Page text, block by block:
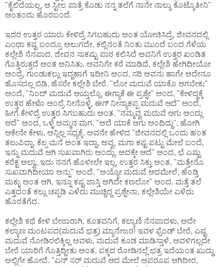
"ಕೈಲಿದೆಯಲ್ಲ, ಆ ಸ್ಟೀಲ ಪಾತ್ರೆ ಕೊಡು ನನ್ನ ತಲೆಗೆ ನಾನೇ ನಾಲ್ಕು ಕೊಟ್ಕೊತೀನಿ"
ಅಂತಂದು ಹೊರಬಂದೆ.
ಇದರ ಉತ್ತರ ಯಾರು ಕೇಳಿದ್ರೆ ಸಿಗಬಹುದು ಅಂತ ಯೋಚಿಸಿದ್ರೆ, ಜೀವನದಲ್ಲಿ
ಎಂಥಾ ಕಷ್ಟ ಬಂದ್ರೂ ಅಲುಗದೇ, ಕಲ್ಲಿನಂತೆ ನಿಂತು ಮುಂದೆ ಬಂದ ಗೆಳೆಯ
ಕಲ್ಲೇಶಿ ನೆನಪಾದ, ಜೀವನ ಸಾಕಷ್ಟು ಪಾಠ ಕಲಿಸಿದೆ ಅವನಿಗೆ ಉತ್ತರ ಖಂಡಿತ
ಗೊತ್ತಿರುತ್ತದೆ ಅಂತ ಅನಿಸಿತು, ಅವನಿಗೇ ಕರೆ ಮಾಡಿದೆ, ಕಲ್ಲೇಶಿ ಹೇಗಿದೀಯೋ
ಅಂದ್ರೆ, ಗುಂಡುಕಲ್ಲು ಇದ್ದಹಾಗೆ ಇದೀನಿ ಅಂದ, ಸರಿ ಅವನು ಹಾಗೇ ಅದೇನೂ
ಹೊಸದಲ್ಲ ಬಿಡಿ, ಹೆಸರೇ ಕಲ್ಲೇಶಿ ಬೇರೆ. "ಲೋ ಮದುವೆ ಯಾಕೊ ಆಗಬೇಕು"
ಅಂದೆ, "ನಿಂದ್ ಮದುವೆ ಆಯ್ತಲ್ಲೊ, ಈಗ್ಯಾಕೆ ಈ ಪ್ರಶ್ನೇ" ಅಂದ, "ಕೇಳಿದ್ದಕ್ಕೆ
ಉತ್ತರ ಹೇಳೊ ಅಂದ್ರೆ ನೀನೊಳ್ಳೆ, ಈಗ್ ನೀನ್ಯಾಕಪ್ಪ ಮದುವೆ ಆದೆ" ಅಂದೆ,
ಹೀಗೆ ಕೇಳಿದ್ರೆ ಉತ್ತರ ಸಿಗಬಹುದು ಅಂತ. "ನಮ್ಮವ್ವ ಮದುವೆ ಆಗು ಅಂದ್ಲು
ಆದೆ" ಅಂದ, ಒಳ್ಳೆ ಅಮ್ಮನ ಮಗ. "ಅದೆ ಯಾಕೆ ಆಗು ಅಂದಿದ್ದು", ಹೋಗಿ
ಆಕೇನೇ ಕೇಳು, ಅನ್ಲಿಲ್ಲ ಸಧ್ಯಕ್ಕೆ. ಅವನೇ ಹೇಳಿದ "ಜೀವನದಲ್ಲಿ ಒಂದು ಹಂತ
ತಲುಪಿದ್ನಾ, ಕೆಲ್ಸ ಮನೆ ಅಂತ ಇದ್ನಾ, ಅವ್ವ, ಮಗಾ ಕಷ್ಟ ಪಟ್ಟು ಮೇಲೆ ಬಂದೆ,
ಇನ್ನು ಮದುವೆ ಆಗಿ ಸುಖವಾಗಿರು ಅಂದ್ಲು, ಅದಕ್ಕೇ ಆದೆ" ಅಂದ, ಛೆ ಎಷ್ಟು
ಕರೆಕ್ಟ ಅಲ್ವಾ, ಇದು ನನಗೆ ಹೊಳೀಲೇ ಇಲ್ಲ, ಉತ್ತರ ಸಿಕ್ತು ಅಂತ, "ಮತ್ತೇನೊ
ಸುಖವಾಗಿದೀಯಾ ಅನ್ನು" ಅಂದೆ. "ಅಯ್ಯೋ ಮದುವೆ ಆದಮೇಲೆ, ಹೆಂಡ್ತಿ
ಮಕ್ಳು ಅಂತ ಆಗಿ, ಇನ್ನೂ ಕಷ್ಟ ಜಾಸ್ತಿ ಅಗಿದೇ ಕಣಲೋ" ಅಂದ. ಮತ್ತೆ ತಲೆ
ಎತ್ತದಂತೆ ಕಲ್ಲು ಚಪ್ಪಡಿ ಎಳೆದು ಮುಚ್ಚಿದ್ದ ಪ್ರಶ್ನೇನಾ, ಕಲ್ಲೇಶಿಯೇ ಎಳೆದು
ಹೊರತೆಗೆದ.
ಕಲ್ಲೇಶಿ ಕಥೆ ಕೇಳಿ ಬೇಜಾರಾಗಿ, ಕೂತವನಿಗೆ, ಕಲ್ಯಾಣಿ ನೆನಪಾದಳು, ಅದೇ
ಕಲ್ಯಾಣ ಮಂಟಪದ(ಮದುವೆ ಛತ್ರ) ಮ್ಯಾನೇಜರ! ಇವಳ ಫ್ರೆಂಡ್ ಬೇರೆ, ಎಷ್ಟ
ಮದುವೆ ನೋಡಿರಲಿಕ್ಕಿಲ್ಲ ಅವಳು, ಮದುವೆ ಕೂಡ ಮಾಡಿಸ್ತಾಳೆ, ಅವಳಿಗಲ್ಲದೇ
ಬೇರೆ ಯಾರಿಗೆ ಗೊತ್ತಿದ್ದೀತು ಅಂತ, ಪಕ್ಕದ ರೋಡಿನಲ್ಲೆ ಛತ್ರ ಇದೆಯಂತ ಖುದ್ದು
ಅಲ್ಲಿಗೇ ಹೋದೆ. "ಎನ್ ಸರ್ ಮದುವೆ ಆದ ಮೇಲೆ ಅಪರೂಪ ಆಗಿದೀರ,